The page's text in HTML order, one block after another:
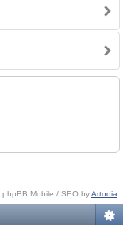
phpBB Mobile / SEO byArtodia